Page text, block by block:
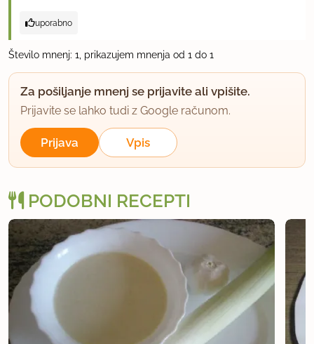
uporabno
Število mnenj: 1, prikazujem mnenja od 1 do 1
Za pošiljanje mnenj se prijavite ali vpišite.
Prijavite se lahko tudi z Google računom.
Prijava Vpis
PODOBNI RECEPTI